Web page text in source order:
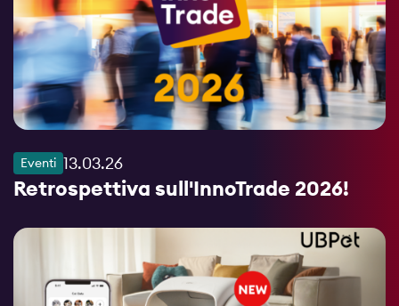
Eventi 13.03.26
Retrospettiva sull'InnoTrade 2026!